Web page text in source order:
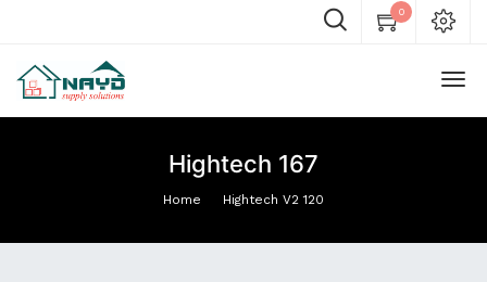
0
Hightech 167
Home Hightech V2 120